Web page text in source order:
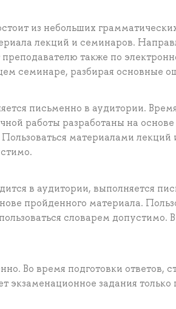
из небольших
лекций и семинаров.
также по
семинаре, разбирая основные
письменно в аудитории.
работы разработаны на
материалами
в аудитории, выполняется
пройденного материала.
словарем допустимо.
Во время подготовки ответов,
экзаменационное задания